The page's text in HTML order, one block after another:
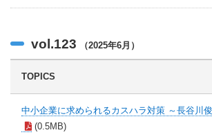
vol.123 （2025年6月）
TOPICS
中小企業に求められるカスハラ対策 ～長谷川
(0.5MB)